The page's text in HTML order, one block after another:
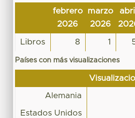
febrero
2026
marzo
2026
abril
Libros 8 1
Países con más visualizaciones
Alemania
Estados Unidos